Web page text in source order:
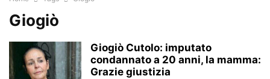
Giogiò
Giogiò Cutolo: imputato
condannato a 20 anni, la mamma:
Grazie giustizia